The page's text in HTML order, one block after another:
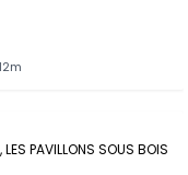
PAVILLONS SOUS BOIS